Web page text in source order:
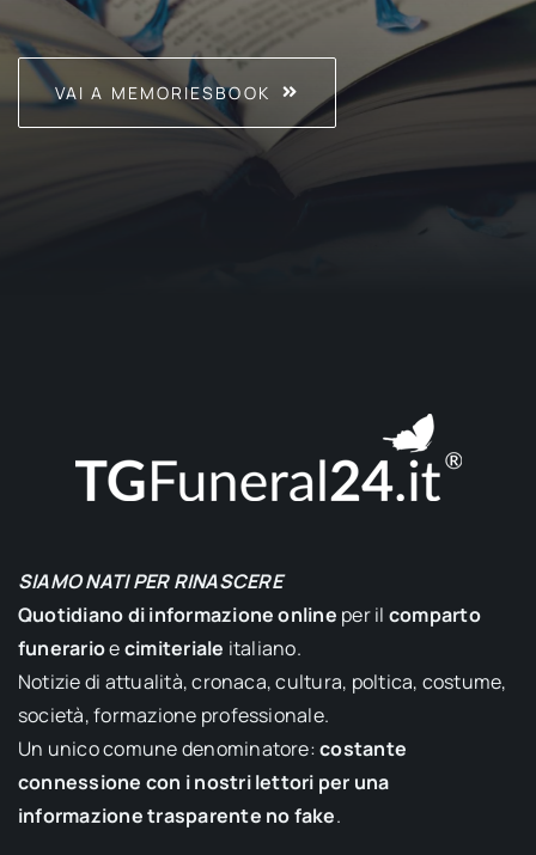
VAI A MEMORIESBOOK
SIAMO NATI PER RINASCERE
Quotidiano di informazione online per il comparto
funerarioecimiteriale italiano.
Notizie di attualità, cronaca, cultura, poltica, costume,
società, formazione professionale.
Un unico comune denominatore:costante
connessione con i nostri lettori per una
informazione trasparente no fake.